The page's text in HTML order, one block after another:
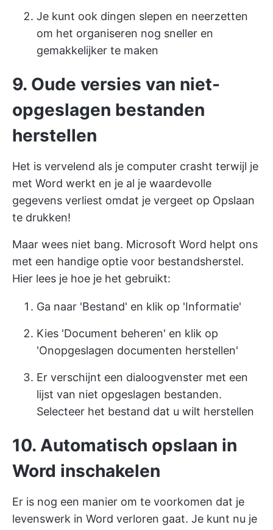
Je kunt ook dingen slepen en neerzetten
om het organiseren nog sneller en
gemakkelijker te maken
9. Oude versies van niet-
opgeslagen bestanden
herstellen
Het is vervelend als je computer crasht terwijl je
met Word werkt en je al je waardevolle
gegevens verliest omdat je vergeet op Opslaan
te drukken!
Maar wees niet bang. Microsoft Word helpt ons
met een handige optie voor bestandsherstel.
Hier lees je hoe je het gebruikt:
Ga naar 'Bestand' en klik op 'Informatie'
Kies 'Document beheren' en klik op
'Onopgeslagen documenten herstellen'
Er verschijnt een dialoogvenster met een
lijst van niet opgeslagen bestanden.
Selecteer het bestand dat u wilt herstellen
10. Automatisch opslaan in
Word inschakelen
Er is nog een manier om te voorkomen dat je
levenswerk in Word verloren gaat. Je kunt nu je